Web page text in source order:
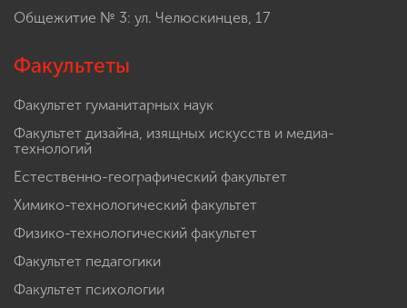
Общежитие № 3: ул. Челюскинцев, 17
Факультеты
Факультет гуманитарных наук
Факультет дизайна, изящных искусств и медиа-
технологий
Естественно-географический факультет
Химико-технологический факультет
Физико-технологический факультет
Факультет педагогики
Факультет психологии